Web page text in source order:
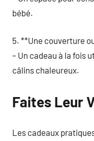
bébé.
5. **Une couverture
– Un cadeau à la fois
câlins chaleureux.
Faites Leur
Les cadeaux